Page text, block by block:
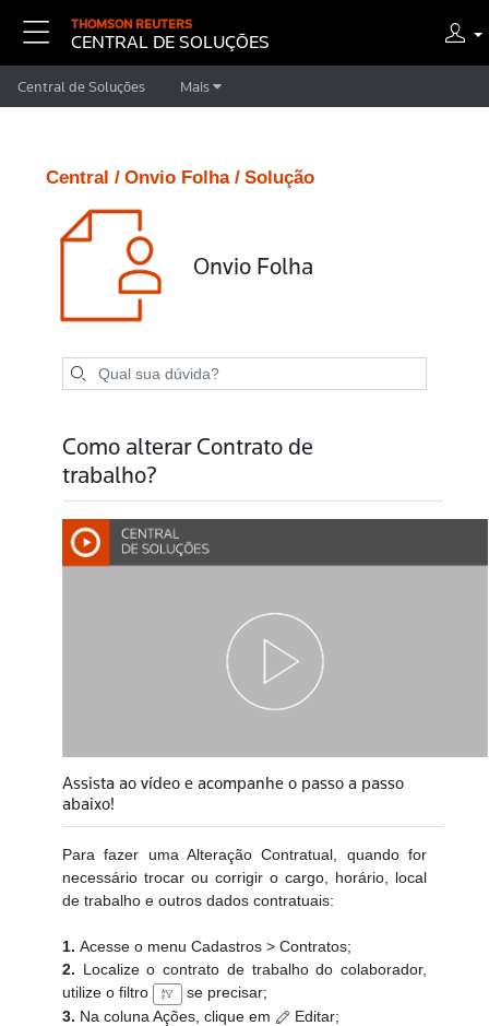
THOMSON REUTERS
CENTRAL DE SOLUÇÕES
Central de Soluções Mais
Central / Onvio Folha / Solução
Onvio Folha
Como alterar Contrato de
trabalho?
Assista ao vídeo e acompanhe o passo a passo
abaixo!
Para fazer uma Alteração Contratual, quando for
necessário trocar ou corrigir o cargo, horário, local
de trabalho e outros dados contratuais:
1. Acesse o menu Cadastros > Contratos;
2. Localize o contrato de trabalho do colaborador,
utilize o filtro
se precisar;
3. Na coluna Ações, clique em
Editar;